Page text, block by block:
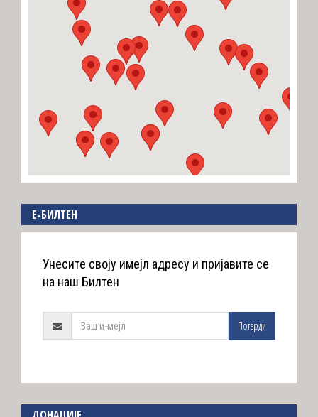
E-БИЛТЕН
Унесите своју имејл адресу и пријавите се
на наш Билтен
Потврди